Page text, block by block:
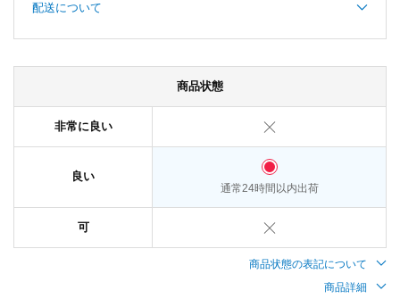
配送について
商品状態
非常に良い
良い
通常24時間以内出荷
可
商品状態の表記について
商品詳細